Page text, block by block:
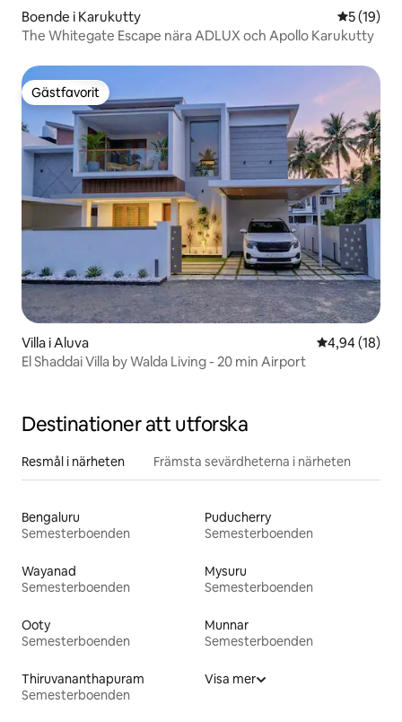
Boende i Karukutty 5 av 5 i
5 (19)
The Whitegate Escape nära ADLUX och Apollo Karukutty
Gästfavorit
Gästfavorit
Villa i Aluva 4,94 av 5 i
4,94 (18)
El Shaddai Villa by Walda Living - 20 min Airport
Destinationer att utforska
Resmål i närheten Främsta sevärdheterna i närheten
Bengaluru
Semesterboenden
Puducherry
Semesterboenden
Wayanad
Semesterboenden
Mysuru
Semesterboenden
Ooty
Semesterboenden
Munnar
Semesterboenden
Thiruvananthapuram
Semesterboenden
Visa mer